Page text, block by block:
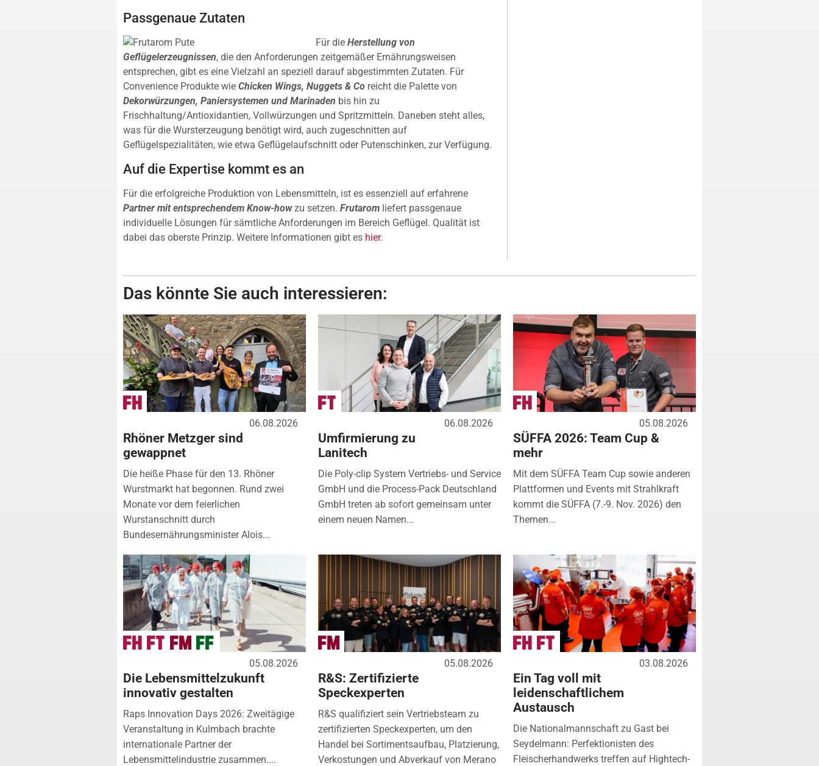
Passgenaue Zutaten
Für die Herstellung von
Geflügelerzeugnissen, die den Anforderungen zeitgemäßer Ernährungsweisen
entsprechen, gibt es eine Vielzahl an speziell darauf abgestimmten Zutaten. Für
Convenience Produkte wie Chicken Wings, Nuggets & Co reicht die Palette von
Dekorwürzungen, Paniersystemen und Marinaden bis hin zu
Frischhaltung/Antioxidantien, Vollwürzungen und Spritzmitteln. Daneben steht alles,
was für die Wursterzeugung benötigt wird, auch zugeschnitten auf
Geflügelspezialitäten, wie etwa Geflügelaufschnitt oder Putenschinken, zur Verfügung.
Auf die Expertise kommt es an
Für die erfolgreiche Produktion von Lebensmitteln, ist es essenziell auf erfahrene
Partner mit entsprechendem Know-howzu setzen. Frutarom liefert passgenaue
individuelle Lösungen für sämtliche Anforderungen im Bereich Geflügel. Qualität ist
dabei das oberste Prinzip. Weitere Informationen gibt es hier.
Das könnte Sie auch interessieren:
06.08.2026
Rhöner Metzger sind
gewappnet
Die heiße Phase für den 13. Rhöner
Wurstmarkt hat begonnen. Rund zwei
Monate vor dem feierlichen
Wurstanschnitt durch
Bundesernährungsminister Alois...
06.08.2026
Umfirmierung zu
Lanitech
Die Poly-clip System Vertriebs- und Service
GmbH und die Process-Pack Deutschland
GmbH treten ab sofort gemeinsam unter
einem neuen Namen...
05.08.2026
SÜFFA 2026: Team Cup &
mehr
Mit dem SÜFFA Team Cup sowie anderen
Plattformen und Events mit Strahlkraft
kommt die SÜFFA (7.-9. Nov. 2026) den
Themen...
05.08.2026
Die Lebensmittelzukunft
innovativ gestalten
Raps Innovation Days 2026: Zweitägige
Veranstaltung in Kulmbach brachte
internationale Partner der
Lebensmittelindustrie zusammen....
05.08.2026
R&S: Zertifizierte
Speckexperten
R&S qualifiziert sein Vertriebsteam zu
zertifizierten Speckexperten, um den
Handel bei Sortimentsaufbau, Platzierung,
Verkostungen und Abverkauf von Merano
03.08.2026
Ein Tag voll mit
leidenschaftlichem
Austausch
Die Nationalmannschaft zu Gast bei
Seydelmann: Perfektionisten des
Fleischerhandwerks treffen auf Hightech-